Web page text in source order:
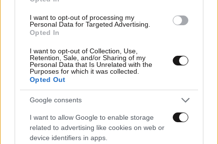
I want to opt-out of processing my
Personal Data for Targeted Advertising.
Opted In
I want to opt-out of Collection, Use,
Retention, Sale, and/or Sharing of my
Personal Data that Is Unrelated with the
Purposes for which it was collected.
Opted Out
Google consents
I want to allow Google to enable storage
related to advertising like cookies on web or
device identifiers in apps.
24·06·2011 13:32
Ακόμα… στο σημείο μηδέν